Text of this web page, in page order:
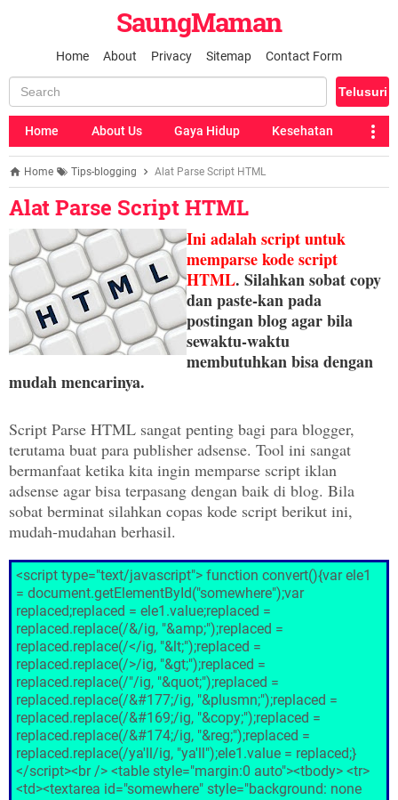
SaungMaman
Home About Privacy Sitemap Contact Form
Home About Us Gaya Hidup Kesehatan
Home Tips-blogging Alat Parse Script HTML
Alat Parse Script HTML
Ini adalah script untuk
memparse kode script
HTML. Silahkan sobat copy
dan paste-kan pada
postingan blog agar bila
sewaktu-waktu
membutuhkan bisa dengan
mudah mencarinya.
Script Parse HTML sangat penting bagi para blogger,
terutama buat para publisher adsense. Tool ini sangat
bermanfaat ketika kita ingin memparse script iklan
adsense agar bisa terpasang dengan baik di blog. Bila
sobat berminat silahkan copas kode script berikut ini,
mudah-mudahan berhasil.
<script type="text/javascript"> function convert(){var ele1
= document.getElementById("somewhere");var
replaced;replaced = ele1.value;replaced =
replaced.replace(/&/ig, "&amp;");replaced =
replaced.replace(/</ig, "&lt;");replaced =
replaced.replace(/>/ig, "&gt;");replaced =
replaced.replace(/"/ig, "&quot;");replaced =
replaced.replace(/&#177;/ig, "&plusmn;");replaced =
replaced.replace(/&#169;/ig, "&copy;");replaced =
replaced.replace(/&#174;/ig, "&reg;");replaced =
replaced.replace(/ya'll/ig, "ya'll");ele1.value = replaced;}
</script><br /> <table style="margin:0 auto"><tbody> <tr>
<td><textarea id="somewhere" style="background: none